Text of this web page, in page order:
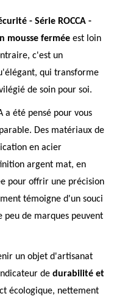
- Série ROCCA -
mousse fermée est loin
c'est un
qui transforme
de soin pour soi.
a été pensé pour vous
Des matériaux de
en acier
argent mat, en
pour offrir une précision
témoigne d'un souci
de marques peuvent
un objet d'artisanat
de durabilité et
écologique, nettement